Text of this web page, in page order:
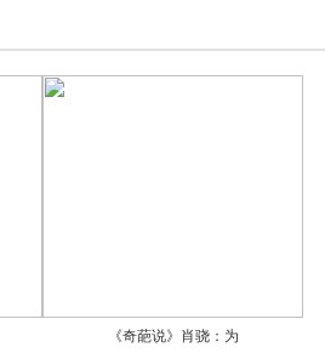
《奇葩说》肖骁：为